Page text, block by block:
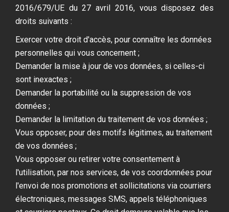
2016/679/UE du 27 avril 2016, vous disposez des
droits suivants :
Exercer votre droit d'accès, pour connaître les données
personnelles qui vous concernent ;
Demander la mise à jour de vos données, si celles-ci
sont inexactes ;
Demander la portabilité ou la suppression de vos
données ;
Demander la limitation du traitement de vos données ;
Vous opposer, pour des motifs légitimes, au traitement
de vos données ;
Vous opposer ou retirer votre consentement à
l'utilisation, par nos services, de vos coordonnées pour
l'envoi de nos promotions et sollicitations via courriers
électroniques, messages SMS, appels téléphoniques